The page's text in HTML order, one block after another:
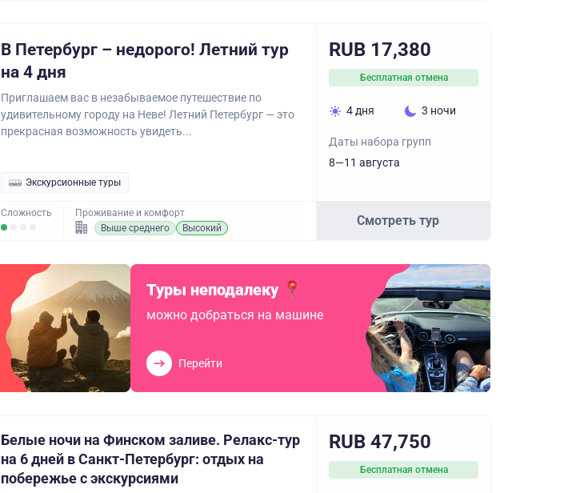
В Петербург – недорого! Летний тур
на 4 дня
Приглашаем вас в незабываемое путешествие по
удивительному городу на Неве! Летний Петербург — это
прекрасная возможность увидеть...
Экскурсионные туры
Сложность
Проживание и комфорт
Выше среднего
Высокий
RUB 17,380
Бесплатная отмена
4 дня 3 ночи
Даты набора групп
8—11 августа
Смотреть тур
Туры неподалеку
можно добраться на машине
Перейти
Белые ночи на Финском заливе. Релакс-тур
на 6 дней в Санкт-Петербург: отдых на
побережье с экскурсиями
RUB 47,750
Бесплатная отмена